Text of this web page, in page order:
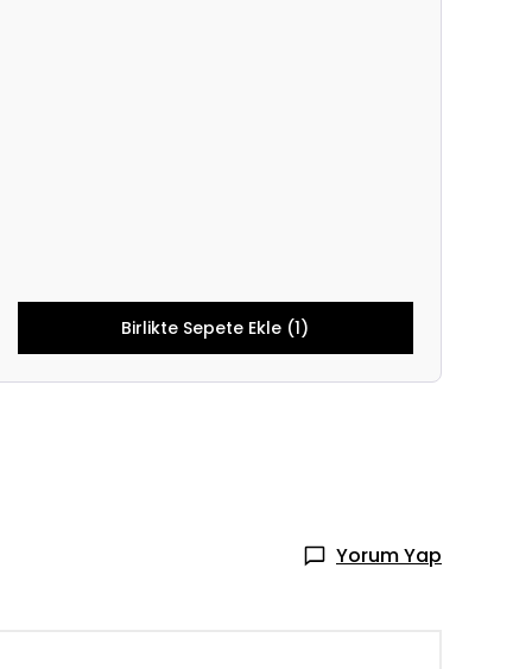
Birlikte Sepete Ekle (1)
Yorum Yap